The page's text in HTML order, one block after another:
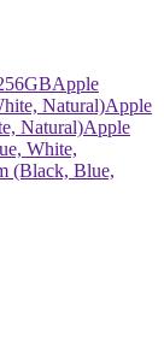
Apple
Natural)Apple
Natural)Apple
White,
(Black, Blue,